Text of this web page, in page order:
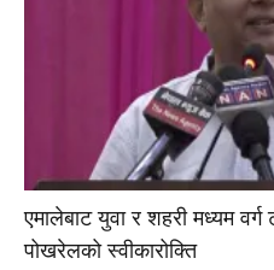
एमालेबाट युवा र शहरी मध्यम वर्ग
पोखरेलको स्वीकारोक्ति